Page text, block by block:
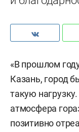
«В прошлом
Казань, город
такую
атмосфера
позитивно